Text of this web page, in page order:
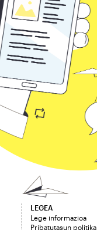
LEGEA
Lege informazioa
Pribatutasun politika